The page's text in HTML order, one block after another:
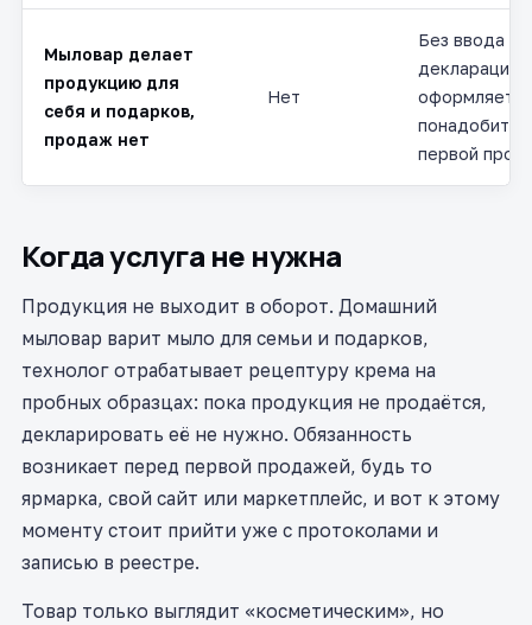
Мыловар делает
продукцию для
себя и подарков,
продаж нет
Нет
Без ввода в
декларация
первой
Когда услуга не нужна
Продукция не выходит в оборот. Домашний
мыловар варит мыло для семьи и подарков,
технолог отрабатывает рецептуру крема на
пробных образцах: пока продукция не продаётся,
декларировать её не нужно. Обязанность
возникает перед первой продажей, будь то
ярмарка, свой сайт или маркетплейс, и вот к этому
моменту стоит прийти уже с протоколами и
записью в реестре.
Товар только выглядит «косметическим», но